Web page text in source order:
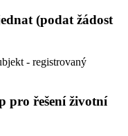
(podat žádost
- registrovaný
pro řešení životní